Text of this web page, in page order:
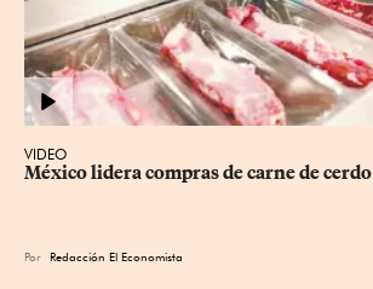
VIDEO
México lidera compras de carne de cerdo
Por Redacción El Economista